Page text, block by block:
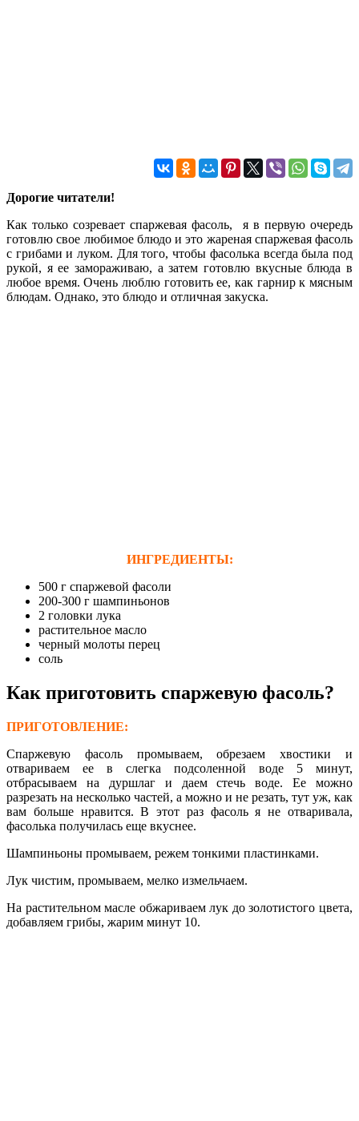
Дорогие читатели!
Как только созревает спаржевая фасоль, я в первую очередь
готовлю свое любимое блюдо и это жареная спаржевая фасоль
с грибами и луком. Для того, чтобы фасолька всегда была под
рукой, я ее замораживаю, а затем готовлю вкусные блюда в
любое время. Очень люблю готовить ее, как гарнир к мясным
блюдам. Однако, это блюдо и отличная закуска.
ИНГРЕДИЕНТЫ:
500 г спаржевой фасоли
200-300 г шампиньонов
2 головки лука
растительное масло
черный молоты перец
соль
Как приготовить спаржевую фасоль?
ПРИГОТОВЛЕНИЕ:
Спаржевую фасоль промываем, обрезаем хвостики и
отвариваем ее в слегка подсоленной воде 5 минут,
отбрасываем на дуршлаг и даем стечь воде. Ее можно
разрезать на несколько частей, а можно и не резать, тут уж, как
вам больше нравится. В этот раз фасоль я не отваривала,
фасолька получилась еще вкуснее.
Шампиньоны промываем, режем тонкими пластинками.
Лук чистим, промываем, мелко измельчаем.
На растительном масле обжариваем лук до золотистого цвета,
добавляем грибы, жарим минут 10.